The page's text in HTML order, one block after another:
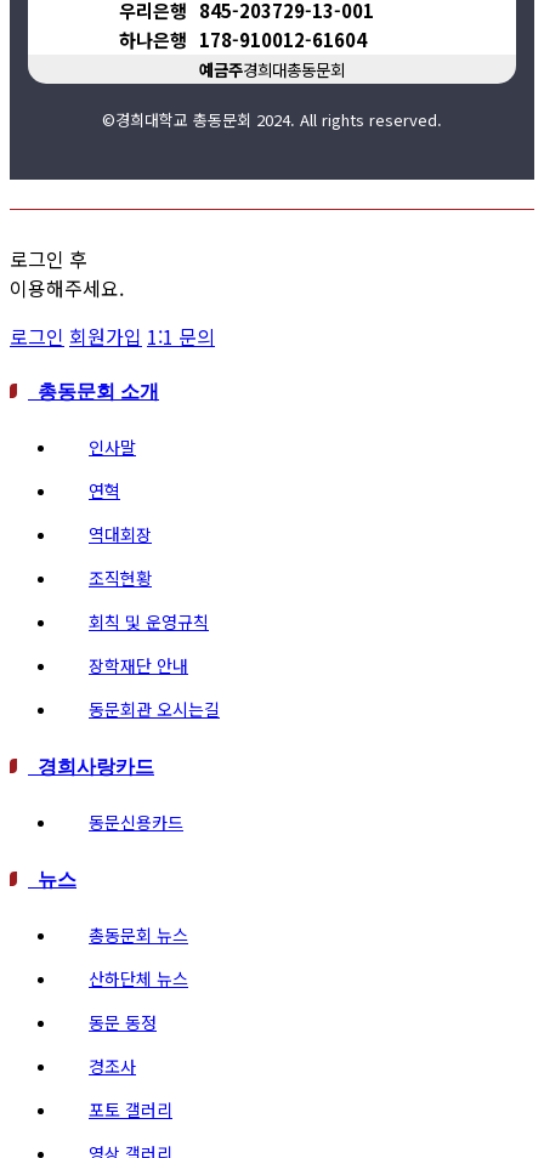
우리은행 845-203729-13-001
하나은행 178-910012-61604
예금주경희대총동문회
©경희대학교 총동문회 2024. All rights reserved.
로그인 후
이용해주세요.
로그인 회원가입 1:1 문의
총동문회 소개
인사말
연혁
역대회장
조직현황
회칙 및 운영규칙
장학재단 안내
동문회관 오시는길
경희사랑카드
동문신용카드
뉴스
총동문회 뉴스
산하단체 뉴스
동문 동정
경조사
포토 갤러리
영상 갤러리